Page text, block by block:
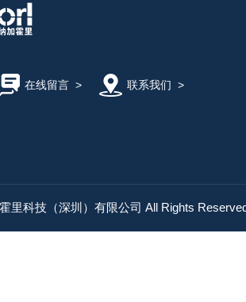
在线留言> 联系我们 >
里科技（深圳）有限公司 All Rights